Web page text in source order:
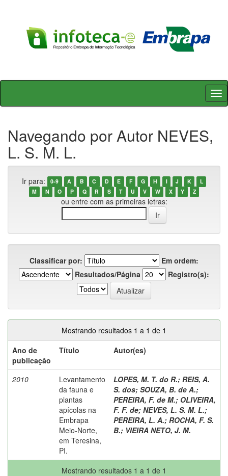
Skip
Navegando por Autor NEVES,
L. S. M. L.
Ir para: 0-9 A B C D E F G H I J K
L
M
N O P Q R S T U V W X Y Z
ou entre com as primeiras letras:
Classificar por:
Em ordem:
Resultados/Página
Registro(s):
Mostrando resultados 1 a 1 de 1
Ano de
publicação
Título Autor(es)
2010
Levantamento
da fauna e
plantas
apícolas na
Embrapa
Meio-Norte,
em Teresina,
PI.
LOPES, M. T. do R.; REIS, A.
S. dos; SOUZA, B. de A.;
PEREIRA, F. de M.; OLIVEIRA,
F. F. de; NEVES, L. S. M. L.;
PEREIRA, L. A.; ROCHA, F. S.
B.; VIEIRA NETO, J. M.
Mostrando resultados 1 a 1 de 1